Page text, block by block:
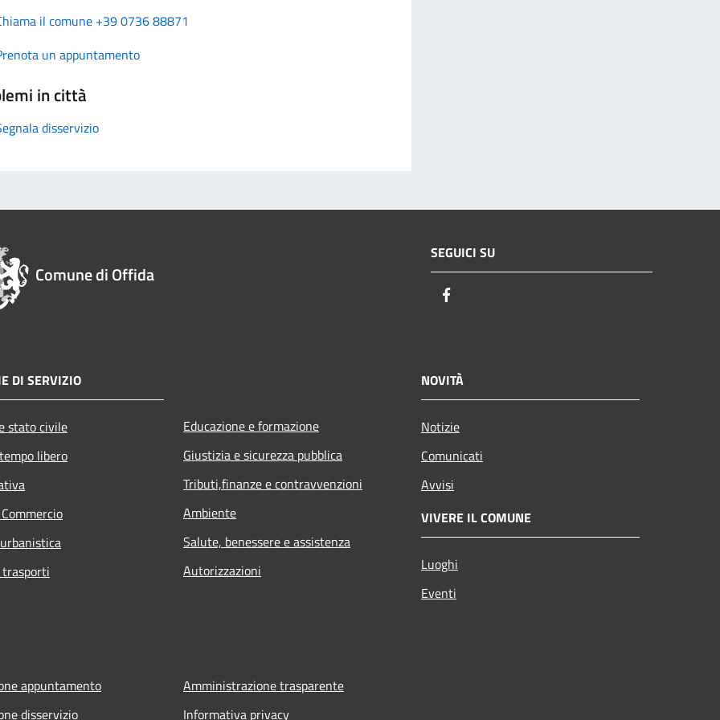
il comune +39 0736 88871
un appuntamento
in città
disservizio
Comune di Offida
SEGUICI SU
DI SERVIZIO
stato civile
libero
Educazione e formazione
Giustizia e sicurezza pubblica
Tributi,finanze e contravvenzioni
Ambiente
Salute, benessere e assistenza
Autorizzazioni
NOVITÀ
Notizie
Comunicati
Avvisi
VIVERE IL COMUNE
Luoghi
Eventi
appuntamento
disservizio
Amministrazione trasparente
Informativa privacy